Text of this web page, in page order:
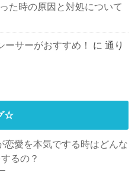
た時の原因と対処について
サーがおすすめ！ に通り
☆
恋愛を本気でする時はどんな
るの？